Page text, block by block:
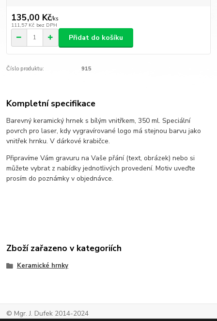
135,00 Kč/ks
111,57 Kč bez DPH
Přidat do košíku
Číslo produktu: 915
Kompletní specifikace
Barevný keramický hrnek s bílým vnitřkem, 350 ml. Speciální
povrch pro laser, kdy vygravírované logo má stejnou barvu jako
vnitřek hrnku. V dárkové krabičce.
Připravíme Vám gravuru na Vaše přání (text, obrázek) nebo si
můžete vybrat z nabídky jednotlivých provedení. Motiv uveďte
prosím do poznámky v objednávce.
Zboží zařazeno v kategoriích
Keramické hrnky
© Mgr. J. Dufek 2014-2024